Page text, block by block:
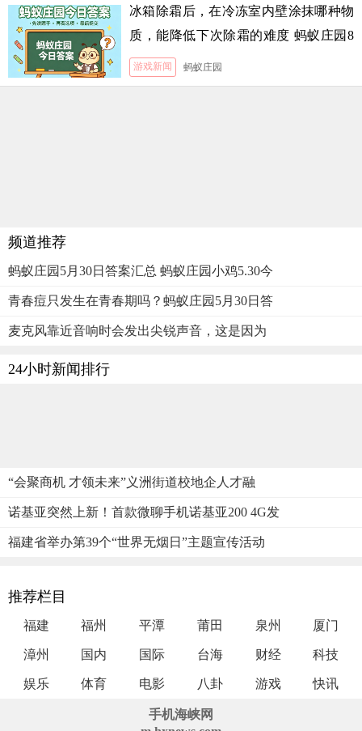
冰箱除霜后，在冷冻室内壁涂抹哪种物
质，能降低下次除霜的难度 蚂蚁庄园8
月5日答案
游戏新闻 蚂蚁庄园
频道推荐
蚂蚁庄园5月30日答案汇总 蚂蚁庄园小鸡5.30今
青春痘只发生在青春期吗？蚂蚁庄园5月30日答
麦克风靠近音响时会发出尖锐声音，这是因为
24小时新闻排行
“会聚商机 才领未来”义洲街道校地企人才融
诺基亚突然上新！首款微聊手机诺基亚200 4G发
福建省举办第39个“世界无烟日”主题宣传活动
推荐栏目
福建 福州 平潭 莆田 泉州 厦门
漳州 国内 国际 台海 财经 科技
娱乐 体育 电影 八卦 游戏 快讯
手机海峡网